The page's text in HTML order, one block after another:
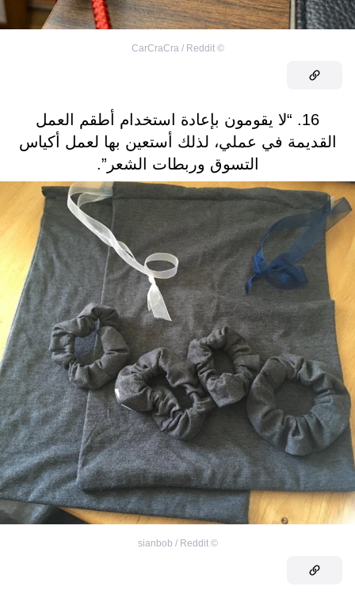
©
CarCraCra / Reddit
16. “لا يقومون بإعادة استخدام أطقم العمل
القديمة في عملي، لذلك أستعين بها لعمل أكياس
التسوق وربطات الشعر”.
©
sianbob / Reddit